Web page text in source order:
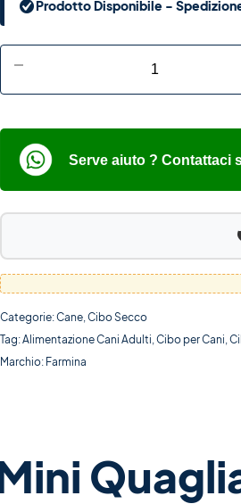
Prodotto Disponibile -
-
Serve aiuto ? Contattaci
Categorie:Cane,Cibo Secco
Tag:Alimentazione Cani Adulti,Cibo per Cani,
Marchio: Farmina